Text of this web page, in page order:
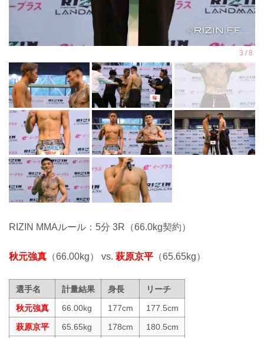
RIZIN MMAルール：5分 3R（66.0kg契約）
秋元強真 （66.00kg） vs. 萩原京平 （65.65kg）
選手名 計量結果 身長
リーチ
秋元強真
66.00kg 177cm
177.5cm
萩原京平
65.65kg 178cm
180.5cm